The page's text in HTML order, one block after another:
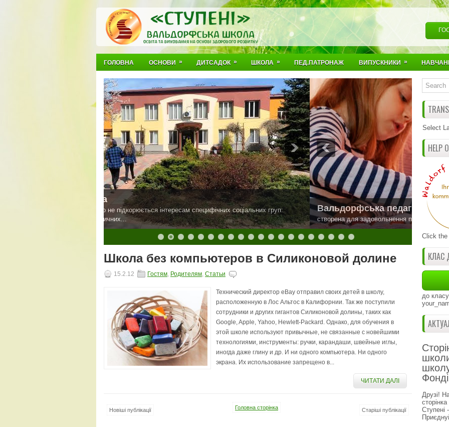
ГОЛОВНА ОСНОВИ » ДИТСАДОК » ШКОЛА » ПЕД.ПАТРОНАЖ ВИПУСКНИКИ »
Вальдорфська педагогіка
створена для задовольнення потреб дитини і має на меті розвиток її власного потенціалу.
Школа без компьютеров в Силиконовой долине
15.2.12 Гостям, Родителям, Статьи
Технический директор eBay отправил своих детей в школу,
расположенную в Лос Альтос в Калифорнии. Так же поступили
сотрудники и других гигантов Силиконовой долины, таких как
Google, Apple, Yahoo, Hewlett-Packard. Однако, для обучения в
этой школе используют привычные, не связанные с новейшими
технологиями, инстрyменты: ручки, карандаши, швейные иглы,
иногда даже глину и др. И ни одного компьютера. Ни одного
экрана. Их использование запрещено в...
ЧИТАТИ ДАЛІ
Новіші публікації Старіші публікації
Головна сторінка
Select
HELP
Click the
КЛАС
до
Друзі!
Ступені